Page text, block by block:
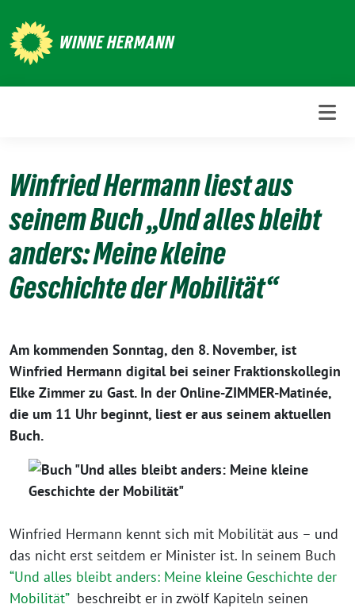
zum
Inhalt
WINNE HERMANN
Winfried Hermann liest aus
seinem Buch „Und alles bleibt
anders: Meine kleine
Geschichte der Mobilität“
Am kommenden Sonntag, den 8. November, ist
Winfried Hermann digital bei seiner Fraktionskollegin
Elke Zimmer zu Gast. In der Online-ZIMMER-Matinée,
die um 11 Uhr beginnt, liest er aus seinem aktuellen
Buch.
Winfried Hermann kennt sich mit Mobilität aus – und
das nicht erst seitdem er Minister ist. In seinem Buch
“Und alles bleibt anders: Meine kleine Geschichte der
Mobilität”beschreibt er in zwölf Kapiteln seinen